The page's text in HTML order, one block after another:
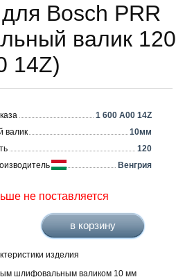
Bosch PRR
валик 120
14Z)
1 600 A00 14Z
валик
10мм
120
Венгрия
не поставляется
изделия
шлифовальным валиком 10 мм